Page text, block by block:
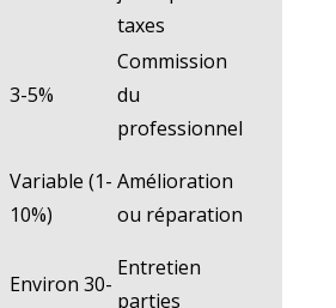
taxes
3-5%
Commission
du
professionnel
Variable (1-
10%)
Amélioration
ou réparation
Environ 30-
Entretien
parties